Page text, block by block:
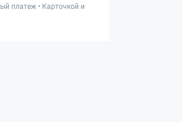
платеж • Карточкой и